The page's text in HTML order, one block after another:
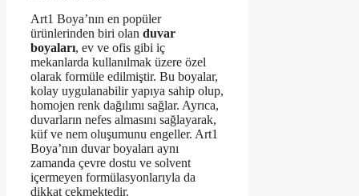
Art1 Boya’nın en popüler
ürünlerinden biri olan duvar
boyaları, ev ve ofis gibi iç
mekanlarda kullanılmak üzere özel
olarak formüle edilmiştir. Bu boyalar,
kolay uygulanabilir yapıya sahip olup,
homojen renk dağılımı sağlar. Ayrıca,
duvarların nefes almasını sağlayarak,
küf ve nem oluşumunu engeller. Art1
Boya’nın duvar boyaları aynı
zamanda çevre dostu ve solvent
içermeyen formülasyonlarıyla da
dikkat çekmektedir.